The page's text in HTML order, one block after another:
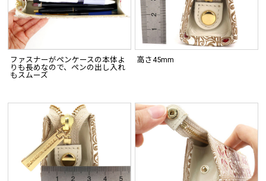
ファスナーがペンケースの本体よ
りも長めなので、ペンの出し入れ
もスムーズ
高さ45mm